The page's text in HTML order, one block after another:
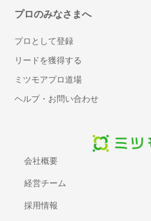
セキュリティソフト
標的型攻撃対策ツール
標的型攻撃メール訓練サービス
スケジュール管理ツール
会議室予約システム
電子帳票システム
入退室管理システム
契約書管理システム
IDaaS(ID管理システム)
AI-OCR
会社概要
経営チーム
採用情報
プロのみなさまへ
プロとして登録
リードを獲得する
ミツモアプロ道場
ヘルプ・お問い合わせ